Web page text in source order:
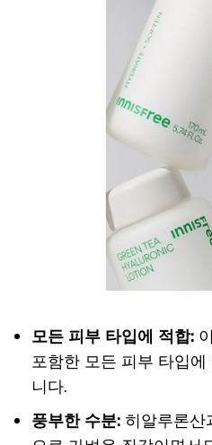
모든 피부 타입에 적합:
포함한 모든 피부 타입
니다.
풍부한 수분: 히알루론산